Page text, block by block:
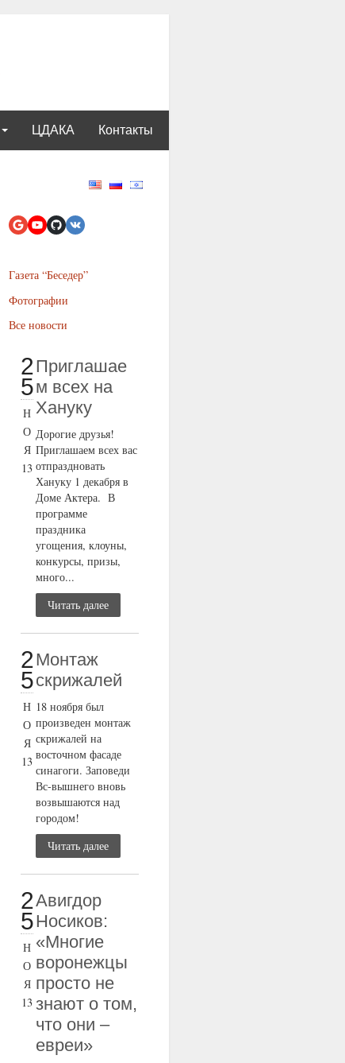
ЦДАКА Контакты
Газета “Беседер”
Фотографии
Все новости
2
5
Н
О
Я
13
Приглашае
м всех на
Хануку
Дорогие друзья!
Приглашаем всех вас
отпраздновать
Хануку 1 декабря в
Доме Актера. В
программе
праздника
угощения, клоуны,
конкурсы, призы,
много...
Читать далее
2
5
Н
О
Я
13
Монтаж
скрижалей
18 ноября был
произведен монтаж
скрижалей на
восточном фасаде
синагоги. Заповеди
Вс-вышнего вновь
возвышаются над
городом!
Читать далее
2
5
Н
О
Я
13
Авигдор
Носиков:
«Многие
воронежцы
просто не
знают о том,
что они –
евреи»